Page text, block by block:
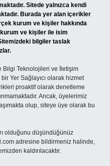
Sitede yalnızca kendi
Burada yer alan içerikler
kurum ve kişiler hakkında
kurum ve kişiler ile isim
bilgiler taslak
Bilgi Teknolojileri ve İletişim
Yer Sağlayıcı olarak hizmet
proaktif olarak denetleme
Ancak, üyelerimiz
olup, siteye üye olarak bu
olduğunu düşündüğünüz
adresine bildirmeniz halinde,
kaldırılacaktır.